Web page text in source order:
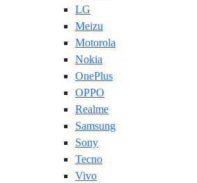
LG
Meizu
Motorola
Nokia
OnePlus
OPPO
Realme
Samsung
Sony
Tecno
Vivo